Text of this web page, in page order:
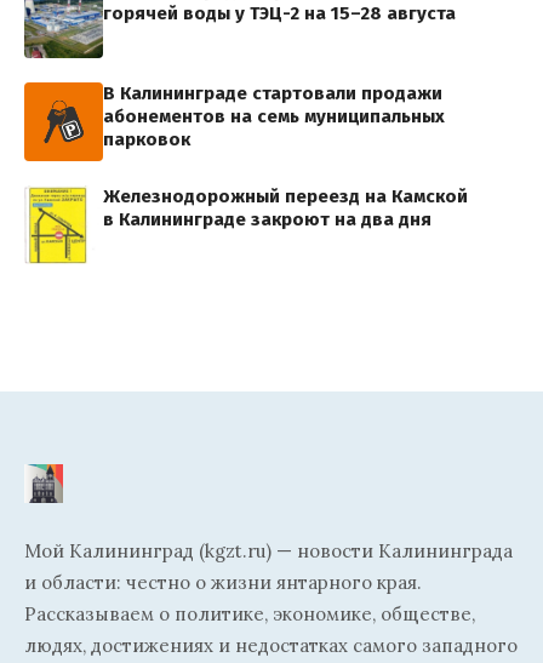
горячей воды у ТЭЦ-2 на 15–28 августа
В Калининграде стартовали продажи
абонементов на семь муниципальных
парковок
Железнодорожный переезд на Камской
в Калининграде закроют на два дня
Мой Калининград (kgzt.ru) — новости Калининграда
и области: честно о жизни янтарного края.
Рассказываем о политике, экономике, обществе,
людях, достижениях и недостатках самого западного